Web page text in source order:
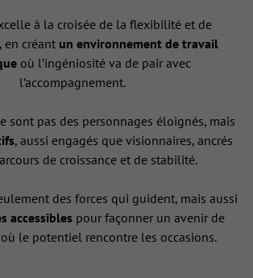
à la croisée de la flexibilité et de
en créant un environnement de travail
où l’ingéniosité va de pair avec
l’accompagnement.
sont pas des personnages éloignés, mais
, aussi engagés que visionnaires, ancrés
de croissance et de stabilité.
des forces qui guident, mais aussi
accessiblespour façonner un avenir de
le potentiel rencontre les occasions.